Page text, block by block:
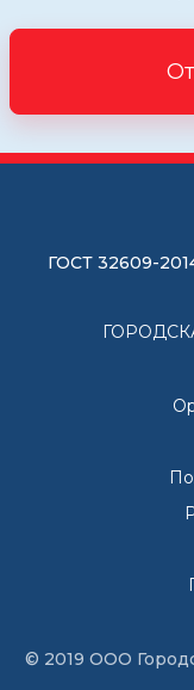
ГОСТ 32609-
© 2019 ООО